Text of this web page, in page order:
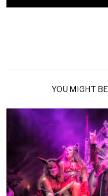
YOU MIGHT